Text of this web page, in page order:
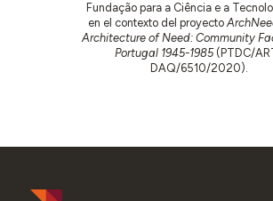
Fundação para a Ciência e a
en el contexto del proyecto
Architecture of Need: Community
Portugal 1945-1985(PTDC/
DAQ/6510/2020).